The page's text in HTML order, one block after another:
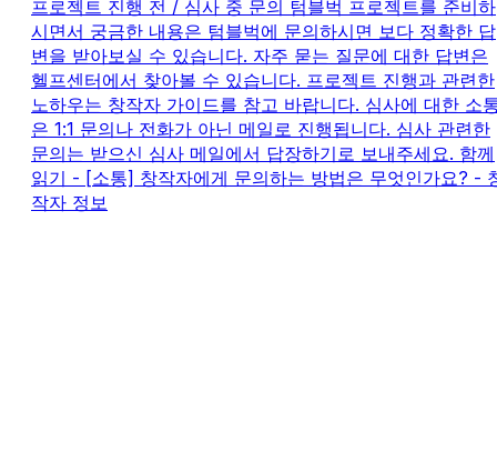
프로젝트 진행 전 / 심사 중 문의 텀블벅 프로젝트를 준비하
시면서 궁금한 내용은 텀블벅에 문의하시면 보다 정확한 답
변을 받아보실 수 있습니다. 자주 묻는 질문에 대한 답변은
헬프센터에서 찾아볼 수 있습니다. 프로젝트 진행과 관련한
노하우는 창작자 가이드를 참고 바랍니다. 심사에 대한 소
은 1:1 문의나 전화가 아닌 메일로 진행됩니다. 심사 관련한
문의는 받으신 심사 메일에서 답장하기로 보내주세요. 함께
읽기 - [소통] 창작자에게 문의하는 방법은 무엇인가요? -
작자 정보